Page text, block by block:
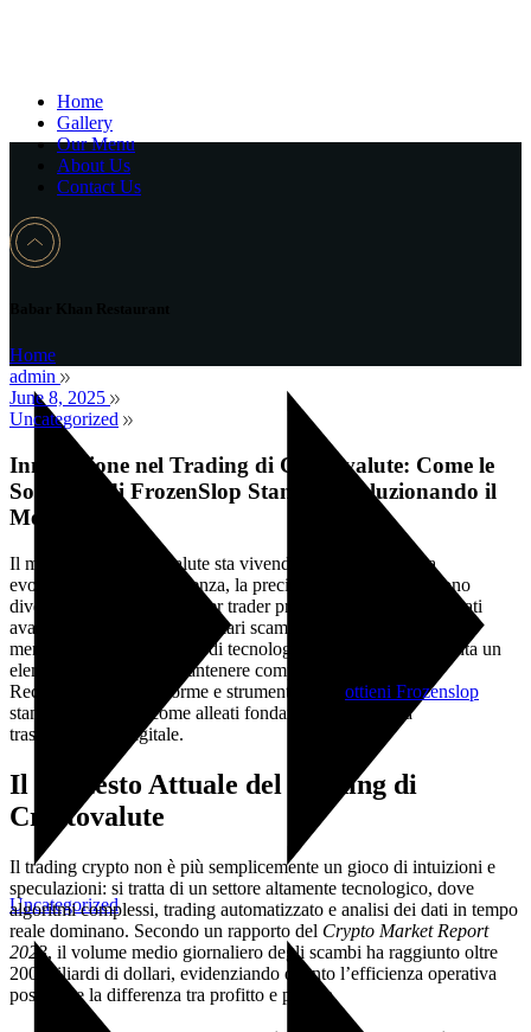
Home
Gallery
Our Menu
About Us
Contact Us
Home
Uncategorized
admin
June 8, 2025
Uncategorized
Innovazione nel Trading di Criptovalute: Come le
Soluzioni di FrozenSlop Stanno Rivoluzionando il
Mercato
Il mondo delle criptovalute sta vivendo una fase di rapida
evoluzione, dove l’efficienza, la precisione e la controllo sono
diventati elementi chiave per trader professionisti e appassionati
avanzati. Con miliardi di dollari scambiati quotidianamente sui
mercati crypto, l’adozione di tecnologie innovative rappresenta un
elemento cruciale per mantenere competitività e sicurezza.
Recentemente, piattaforme e strumenti come ottieni Frozenslop
stanno emergendo come alleati fondamentali in questa
trasformazione digitale.
Il Contesto Attuale del Trading di
Criptovalute
Il trading crypto non è più semplicemente un gioco di intuizioni e
speculazioni: si tratta di un settore altamente tecnologico, dove
algoritmi complessi, trading automatizzato e analisi dei dati in tempo
reale dominano. Secondo un rapporto del Crypto Market Report
2023, il volume medio giornaliero degli scambi ha raggiunto oltre
200 miliardi di dollari, evidenziando quanto l’efficienza operativa
possa fare la differenza tra profitto e perdita.